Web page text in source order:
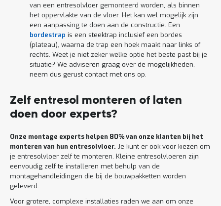
van een entresolvloer gemonteerd worden, als binnen
het oppervlakte van de vloer. Het kan wel mogelijk zijn
een aanpassing te doen aan de constructie. Een
bordestrap is een steektrap inclusief een bordes
(plateau), waarna de trap een hoek maakt naar links of
rechts. Weet je niet zeker welke optie het beste past bij je
situatie? We adviseren graag over de mogelijkheden,
neem dus gerust contact met ons op.
Zelf entresol monteren of laten
doen door experts?
Onze montage experts helpen 80% van onze klanten bij het
monteren van hun entresolvloer. Je kunt er ook voor kiezen om
je entresolvloer zelf te monteren. Kleine entresolvloeren zijn
eenvoudig zelf te installeren met behulp van de
montagehandleidingen die bij de bouwpakketten worden
geleverd.
Voor grotere, complexe installaties raden we aan om onze